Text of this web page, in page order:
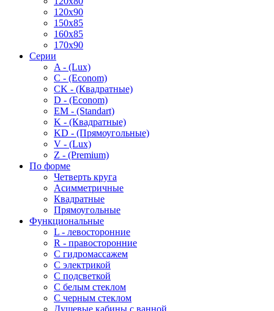
120x90
150x85
160x85
170x90
Серии
A - (Lux)
C - (Econom)
CK - (Квадратные)
D - (Econom)
EM - (Standart)
K - (Квадратные)
KD - (Прямоугольные)
V - (Lux)
Z - (Premium)
По форме
Четверть круга
Асимметричные
Квадратные
Прямоугольные
Функциональные
L - левосторонние
R - правосторонние
С гидромассажем
С электрикой
С подсветкой
С белым стеклом
С черным стеклом
Душевые кабины с ванной